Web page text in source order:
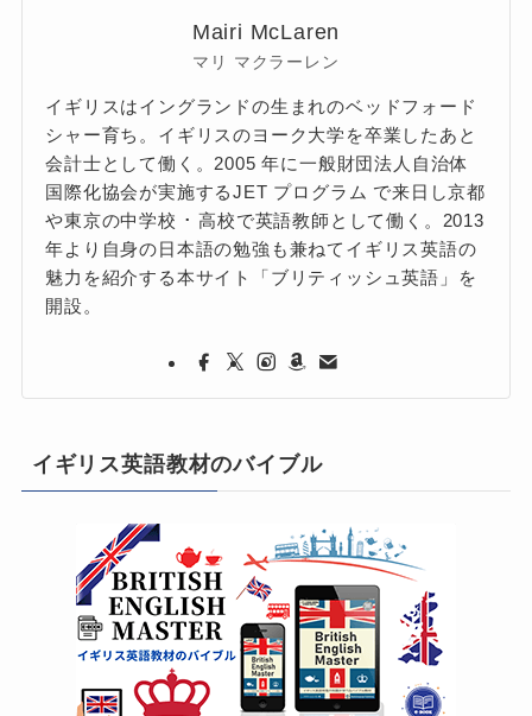
Mairi McLaren
マリ マクラーレン
イギリスはイングランドの生まれのベッドフォード
シャー育ち。イギリスのヨーク大学を卒業したあと
会計士として働く。2005 年に一般財団法人自治体
国際化協会が実施するJET プログラム で来日し京都
や東京の中学校 ･ 高校で英語教師として働く。2013
年より自身の日本語の勉強も兼ねてイギリス英語の
魅力を紹介する本サイト「ブリティッシュ英語」を
開設。
イギリス英語教材のバイブル